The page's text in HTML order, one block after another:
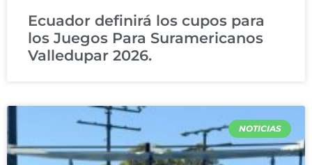
Ecuador definirá los cupos para
los Juegos Para Suramericanos
Valledupar 2026.
NOTICIAS